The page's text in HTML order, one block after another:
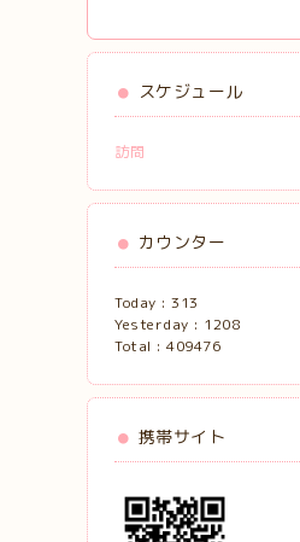
スケジュール
訪問
カウンター
Today : 313
Yesterday : 1208
Total : 409476
携帯サイト